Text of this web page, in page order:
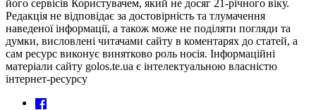
його сервісів Користувачем, який не досяг 21-річного віку.
Редакція не відповідає за достовірність та тлумачення
наведеної інформації, а також може не поділяти погляди та
думки, висловлені читачами сайту в коментарях до статей, а
сам ресурс виконує винятково роль носія. Інформаційні
матеріали сайту golos.te.ua є інтелектуальною власністю
інтернет-ресурсу